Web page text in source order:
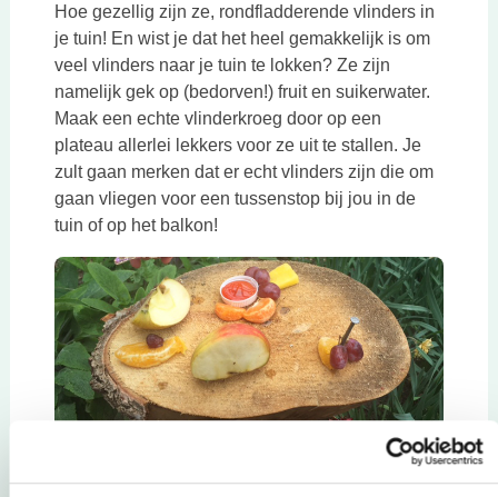
Hoe gezellig zijn ze, rondfladderende vlinders in
je tuin! En wist je dat het heel gemakkelijk is om
veel vlinders naar je tuin te lokken? Ze zijn
namelijk gek op (bedorven!) fruit en suikerwater.
Maak een echte vlinderkroeg door op een
plateau allerlei lekkers voor ze uit te stallen. Je
zult gaan merken dat er echt vlinders zijn die om
gaan vliegen voor een tussenstop bij jou in de
tuin of op het balkon!
Deze link opent in een nieuwe tab